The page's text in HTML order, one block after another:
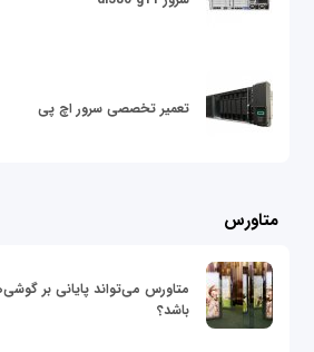
تعمیر تخصصی سرور اچ پی
متاورس
متاورس می‌تواند پایانی بر
باشد؟